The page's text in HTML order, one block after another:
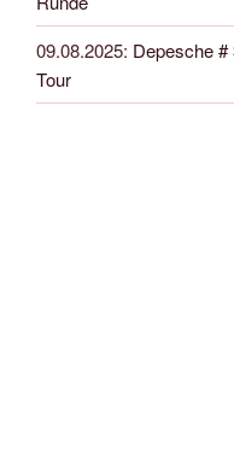
09.08.2025: Depesche
Tour